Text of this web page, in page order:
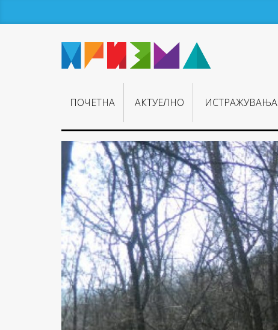
ПОЧЕТНА АКТУЕЛНО ИСТРАЖУВАЊA